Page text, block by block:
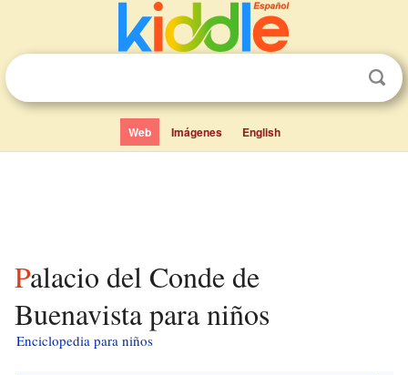
Web Imágenes English
Palacio del Conde de
Buenavista para niños
Enciclopedia para niños